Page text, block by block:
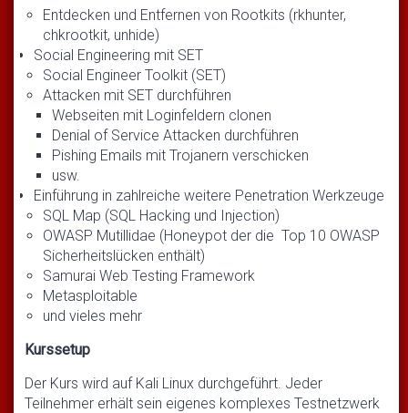
Entdecken und Entfernen von Rootkits (rkhunter,
chkrootkit, unhide)
Social Engineering mit SET
Social Engineer Toolkit (SET)
Attacken mit SET durchführen
Webseiten mit Loginfeldern clonen
Denial of Service Attacken durchführen
Pishing Emails mit Trojanern verschicken
usw.
Einführung in zahlreiche weitere Penetration Werkzeuge
SQL Map (SQL Hacking und Injection)
OWASP Mutillidae (Honeypot der die Top 10 OWASP
Sicherheitslücken enthält)
Samurai Web Testing Framework
Metasploitable
und vieles mehr
Kurssetup
Der Kurs wird auf Kali Linux durchgeführt. Jeder
Teilnehmer erhält sein eigenes komplexes Testnetzwerk